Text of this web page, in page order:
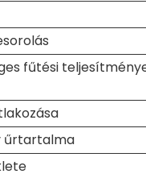
fűtési
űrtartalma